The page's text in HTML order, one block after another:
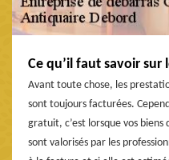
Ce qu’il faut savoir sur
Avant toute chose, les
sont toujours facturées.
gratuit, c’est lorsque vos biens
sont valorisés par les